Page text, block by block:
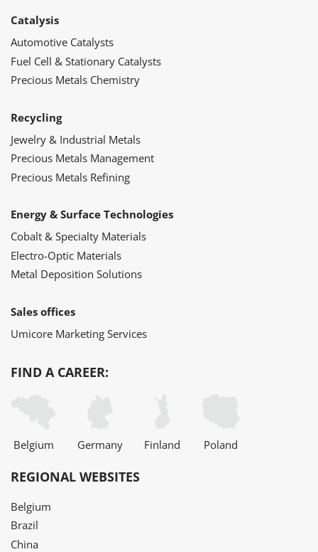
Catalysis
Automotive Catalysts
Fuel Cell & Stationary Catalysts
Precious Metals Chemistry
Recycling
Jewelry & Industrial Metals
Precious Metals Management
Precious Metals Refining
Energy & Surface Technologies
Cobalt & Specialty Materials
Electro-Optic Materials
Metal Deposition Solutions
Sales offices
Umicore Marketing Services
FIND A CAREER:
Belgium Germany Finland Poland
REGIONAL WEBSITES
Belgium
Brazil
China